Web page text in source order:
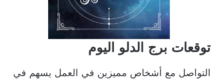
توقعات برج الدلو اليوم
التواصل مع أشخاص مميزين في العمل يسهم في